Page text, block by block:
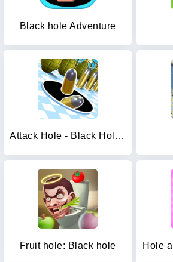
Black hole Adventure
Attack Hole - Black Hole Games
Fruit hole: Black hole